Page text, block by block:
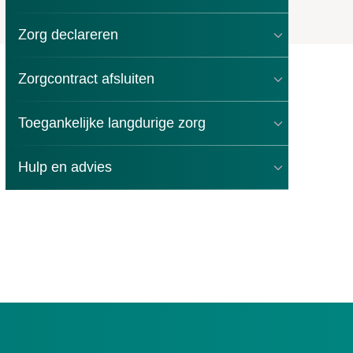
Zorg declareren
Zorgcontract afsluiten
Toegankelijke langdurige zorg
Hulp en adviesinitiatief dat